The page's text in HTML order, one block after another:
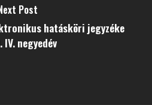
Post
hatásköri jegyzéke
IV. negyedév